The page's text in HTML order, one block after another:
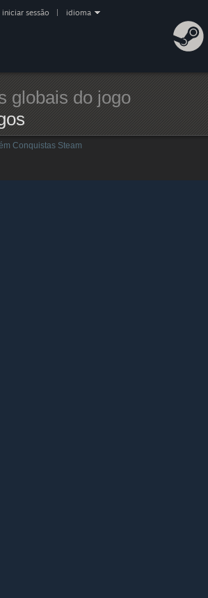
iniciar sessão idioma
globais do jogo
Conquistas Steam